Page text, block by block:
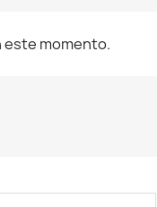
este momento.